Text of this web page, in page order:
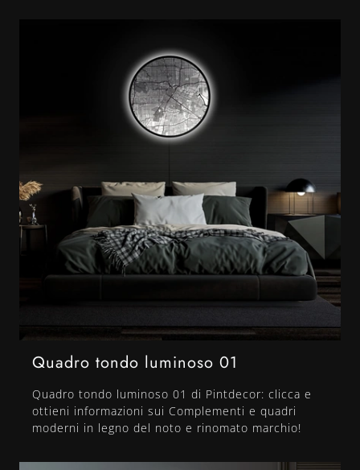
Quadro tondo luminoso 01
Quadro tondo luminoso 01 di Pintdecor: clicca e
ottieni informazioni sui Complementi e quadri
moderni in legno del noto e rinomato marchio!